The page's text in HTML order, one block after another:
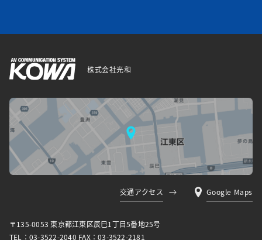
株式会社光和
交通アクセス Google Maps
〒135-0053 東京都江東区⾠⺒1丁⽬5番地25号
TEL：03-3522-2040 FAX：03-3522-2181